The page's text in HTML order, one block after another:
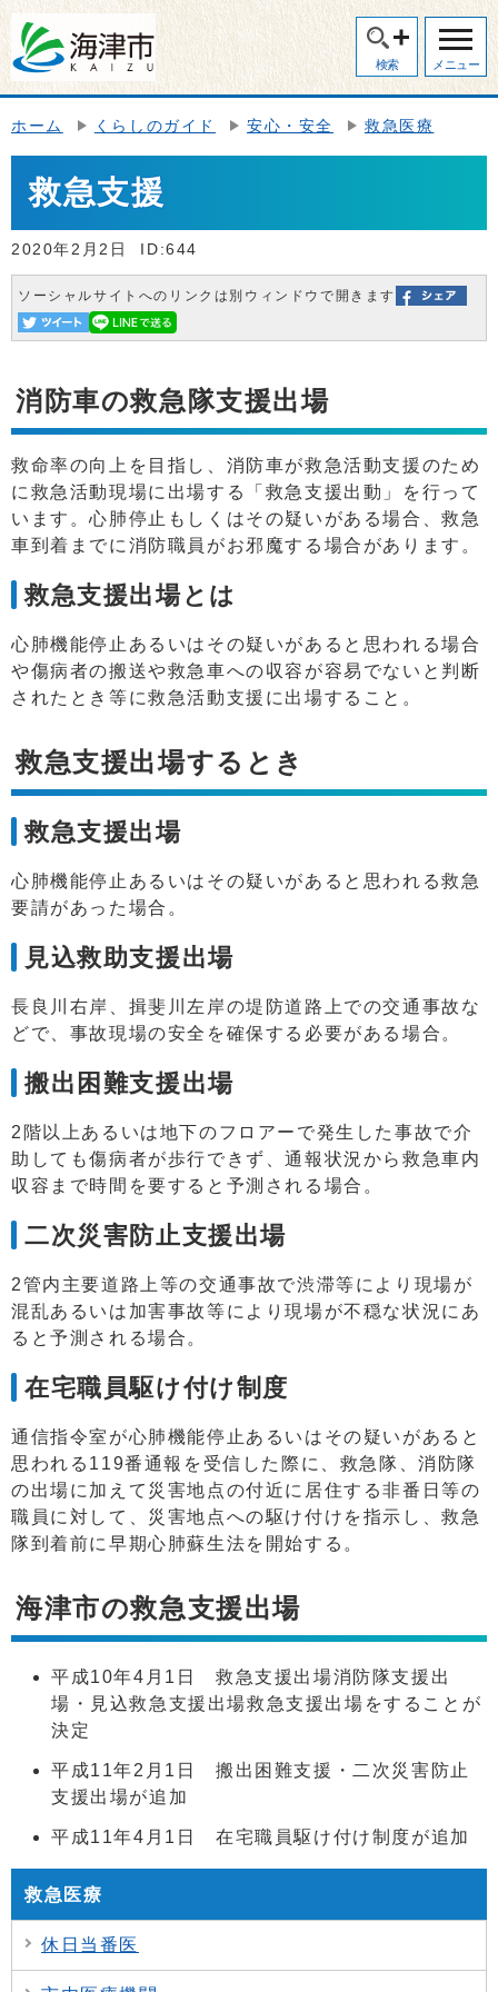
検索 メニュー
ホーム くらしのガイド 安心・安全 救急医療
救急支援
2020年2月2日 ID:644
ソーシャルサイトへのリンクは別ウィンドウで開きます
消防車の救急隊支援出場
救命率の向上を目指し、消防車が救急活動支援のため
に救急活動現場に出場する「救急支援出動」を行って
います。心肺停止もしくはその疑いがある場合、救急
車到着までに消防職員がお邪魔する場合があります。
救急支援出場とは
心肺機能停止あるいはその疑いがあると思われる場合
や傷病者の搬送や救急車への収容が容易でないと判断
されたとき等に救急活動支援に出場すること。
救急支援出場するとき
救急支援出場
心肺機能停止あるいはその疑いがあると思われる救急
要請があった場合。
見込救助支援出場
長良川右岸、揖斐川左岸の堤防道路上での交通事故な
どで、事故現場の安全を確保する必要がある場合。
搬出困難支援出場
2階以上あるいは地下のフロアーで発生した事故で介
助しても傷病者が歩行できず、通報状況から救急車内
収容まで時間を要すると予測される場合。
二次災害防止支援出場
2管内主要道路上等の交通事故で渋滞等により現場が
混乱あるいは加害事故等により現場が不穏な状況にあ
ると予測される場合。
在宅職員駆け付け制度
通信指令室が心肺機能停止あるいはその疑いがあると
思われる119番通報を受信した際に、救急隊、消防隊
の出場に加えて災害地点の付近に居住する非番日等の
職員に対して、災害地点への駆け付けを指示し、救急
隊到着前に早期心肺蘇生法を開始する。
海津市の救急支援出場
平成10年4月1日 救急支援出場消防隊支援出
場・見込救急支援出場救急支援出場をすることが
決定
平成11年2月1日 搬出困難支援・二次災害防止
支援出場が追加
平成11年4月1日 在宅職員駆け付け制度が追加
救急医療
休日当番医